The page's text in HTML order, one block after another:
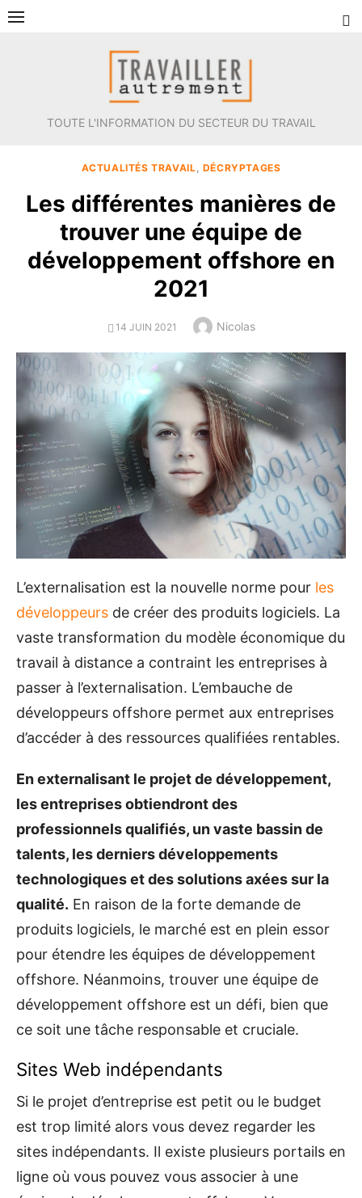
Aller
TOUTE L'INFORMATION DU SECTEUR DU TRAVAIL
ACTUALITÉS TRAVAIL DÉCRYPTAGES
Les différentes manières de
trouver une équipe de
développement offshore en
2021
POSTED
14 JUIN 2021 Author
Nicolas
L’externalisation est la nouvelle norme pour les
développeurs de créer des produits logiciels. La
vaste transformation du modèle économique du
travail à distance a contraint les entreprises à
passer à l’externalisation. L’embauche de
développeurs offshore permet aux entreprises
d’accéder à des ressources qualifiées rentables.
En externalisant le projet de développement,
les entreprises obtiendront des
professionnels qualifiés, un vaste bassin de
talents, les derniers développements
technologiques et des solutions axées sur la
qualité. En raison de la forte demande de
produits logiciels, le marché est en plein essor
pour étendre les équipes de développement
offshore. Néanmoins, trouver une équipe de
développement offshore est un défi, bien que
ce soit une tâche responsable et cruciale.
Sites Web indépendants
Si le projet d’entreprise est petit ou le budget
est trop limité alors vous devez regarder les
sites indépendants. Il existe plusieurs portails en
ligne où vous pouvez vous associer à une